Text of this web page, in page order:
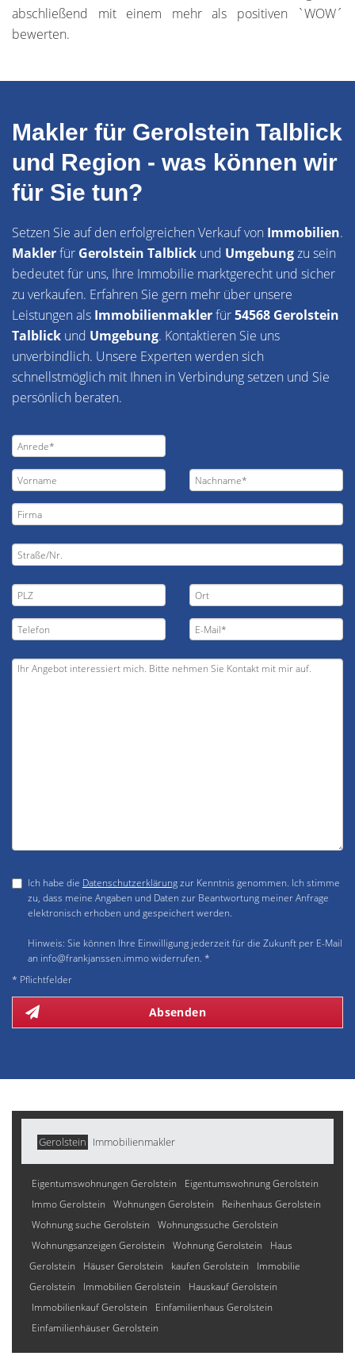
abschließend mit einem mehr als positiven `WOW´
bewerten.
Makler für Gerolstein Talblick
und Region - was können wir
für Sie tun?
Setzen Sie auf den erfolgreichen Verkauf von Immobilien.
Maklerfür Gerolstein Talblick und Umgebungzu sein
bedeutet für uns, Ihre Immobilie marktgerecht und sicher
zu verkaufen. Erfahren Sie gern mehr über unsere
Leistungen als Immobilienmaklerfür54568 Gerolstein
Talblick und Umgebung. Kontaktieren Sie uns
unverbindlich. Unsere Experten werden sich
schnellstmöglich mit Ihnen in Verbindung setzen und Sie
persönlich beraten.
Ich habe die Datenschutzerklärungzur Kenntnis genommen. Ich stimme
zu, dass meine Angaben und Daten zur Beantwortung meiner Anfrage
elektronisch erhoben und gespeichert werden.
Hinweis: Sie können Ihre Einwilligung jederzeit für die Zukunft per E-Mail
an info@frankjanssen.immo widerrufen. *
* Pflichtfelder
Absenden
Gerolstein Immobilienmakler
Eigentumswohnungen Gerolstein
Eigentumswohnung Gerolstein
Immo Gerolstein
Wohnungen Gerolstein
Reihenhaus Gerolstein
Wohnung suche Gerolstein
Wohnungssuche Gerolstein
Wohnungsanzeigen Gerolstein
Wohnung Gerolstein
Haus
Gerolstein
Häuser Gerolstein kaufen Gerolstein
Immobilie
Gerolstein
Immobilien Gerolstein
Hauskauf Gerolstein
Immobilienkauf Gerolstein
Einfamilienhaus Gerolstein
Einfamilienhäuser Gerolstein